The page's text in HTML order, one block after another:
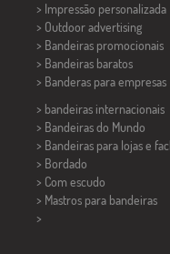
> Impressão personalizada
> Outdoor advertising
> Bandeiras promocionais
> Bandeiras baratos
> Banderas para empresas
> bandeiras internacionais
> Bandeiras do Mundo
> Bandeiras para lojas e
> Bordado
> Com escudo
> Mastros para bandeiras
>